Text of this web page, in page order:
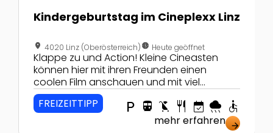
Kindergeburtstag im Cineplexx Linz
location_on 4020 Linz (Oberösterreich)nest_clock_farsight_analog Heute geöffnet
Klappe zu und Action! Kleine Cineasten
können hier mit ihren Freunden einen
coolen Film anschauen und mit viel
Popcorn Geburtstag feiern! Das ist cool!
FREIZEITTIPP local_parking directions_transit child_friendly restaurant event_available rainy accessible
mehr erfahren arrow_forward